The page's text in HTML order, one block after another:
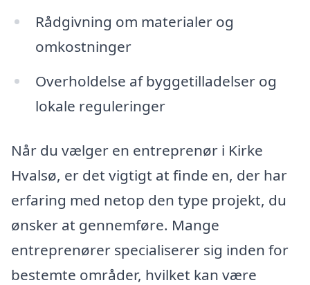
Rådgivning om materialer og
omkostninger
Overholdelse af byggetilladelser og
lokale reguleringer
Når du vælger en entreprenør i Kirke
Hvalsø, er det vigtigt at finde en, der har
erfaring med netop den type projekt, du
ønsker at gennemføre. Mange
entreprenører specialiserer sig inden for
bestemte områder, hvilket kan være